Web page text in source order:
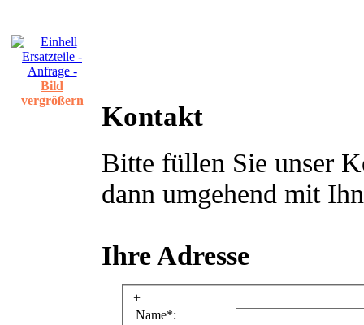
Bild
vergrößern
Kontakt
Bitte füllen Sie unser
dann umgehend mit
Ihre Adresse
+
Name*: